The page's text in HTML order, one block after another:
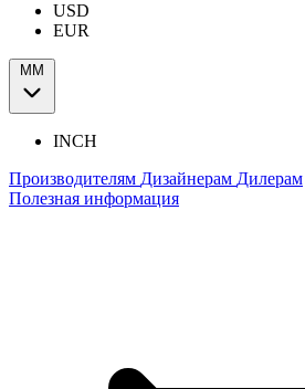
USD
EUR
ММ
INCH
Производителям Дизайнерам Дилерам
Полезная информация